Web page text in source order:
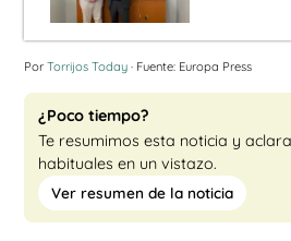
Por Torrijos Today · Fuente: Europa Press
¿Poco tiempo?
Te resumimos esta noticia y
habituales en un vistazo.
Ver resumen de la noticia